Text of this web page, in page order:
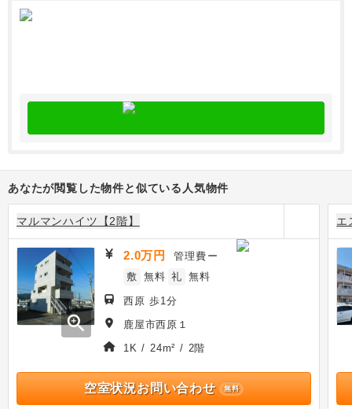
あなたが閲覧した物件と似ている人気物件
マルマンハイツ【2階】
zoom_in
2.0万円 管理費 ー
敷 無料 礼 無料
西原 歩1分
鹿屋市西原１
1K / 24m² / 2階
空室状況お問い合わせ 無料
エ